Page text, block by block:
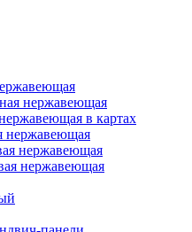
нержавеющая
в картах
нержавеющая
нержавеющая
нержавеющая